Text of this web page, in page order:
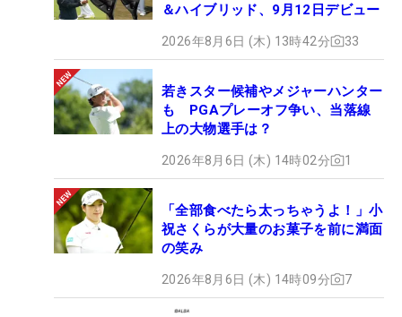
＆ハイブリッド、9月12日デビュー
2026年8月6日 (木) 13時42分 33
若きスター候補やメジャーハンター
も PGAプレーオフ争い、当落線
上の大物選手は？
2026年8月6日 (木) 14時02分 1
「全部食べたら太っちゃうよ！」小
祝さくらが大量のお菓子を前に満面
の笑み
2026年8月6日 (木) 14時09分 7